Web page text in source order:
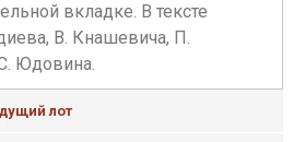
вкладке. В тексте
В. Кнашевича, П.
Юдовина.
лот